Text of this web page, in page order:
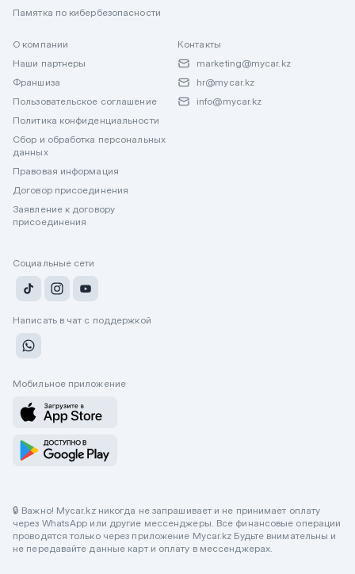
Памятка по кибербезопасности
О компании
Наши партнеры
Франшиза
Пользовательское соглашение
Политика конфиденциальности
Сбор и обработка персональных
данных
Правовая информация
Договор присоединения
Заявление к договору
присоединения
Контакты
marketing@mycar.kz
hr@mycar.kz
info@mycar.kz
Социальные сети
Написать в чат с поддержкой
Мобильное приложение
🔒 Важно! Mycar.kz никогда не запрашивает и не принимает оплату
через WhatsApp или другие мессенджеры. Все финансовые операции
проводятся только через приложение Mycar.kz Будьте внимательны и
не передавайте данные карт и оплату в мессенджерах.